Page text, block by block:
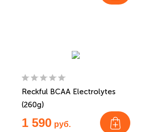
Reckful BCAA Electrolytes
(260g)
1 590 руб.